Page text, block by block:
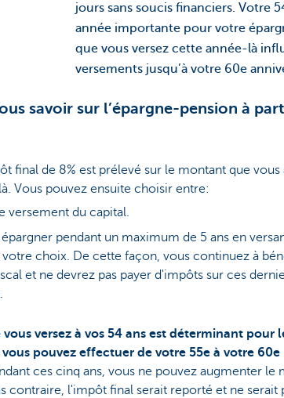
jours sans soucis financiers. Votre
année importante pour votre
que vous versez cette année-là
versements jusqu’à votre 60e
savoir sur l’épargne-pension à
final de 8% est prélevé sur le montant que vous
Vous pouvez ensuite choisir entre:
versement du capital.
pendant un maximum de 5 ans en
choix. De cette façon, vous continuez à
et ne devrez pas payer d'impôts sur ces
versez à vos 54 ans est déterminant pour
pouvez effectuer de votre 55e à votre 60e
ces cinq ans, vous ne pouvez augmenter le
contraire, l'impôt final serait reporté et ne serait